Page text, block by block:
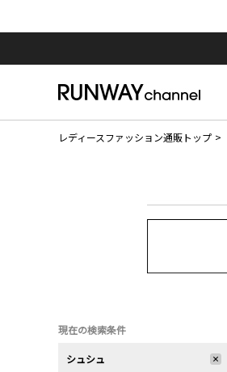
レディースファッション通販トップ
現在の検索条件
シュシュ